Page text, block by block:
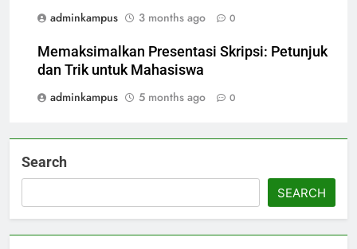
adminkampus
3 months ago 0
Memaksimalkan Presentasi Skripsi: Petunjuk
dan Trik untuk Mahasiswa
adminkampus
5 months ago 0
Search
SEARCH